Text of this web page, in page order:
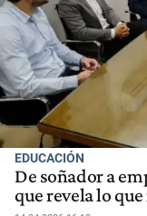
EDUCACIÓN
De soñador a
que revela lo